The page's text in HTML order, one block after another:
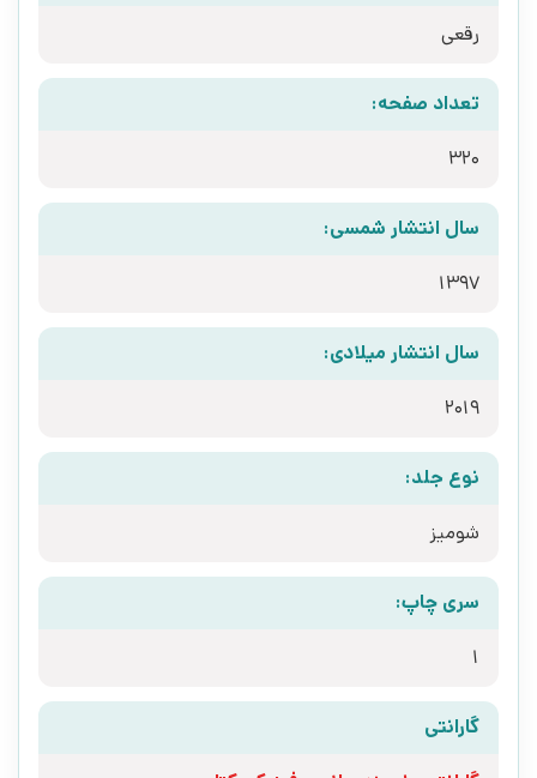
رقعی
تعداد صفحه:
320
سال انتشار شمسی:
1397
سال انتشار میلادی:
2019
نوع جلد:
شومیز
سری چاپ:
1
گارانتی